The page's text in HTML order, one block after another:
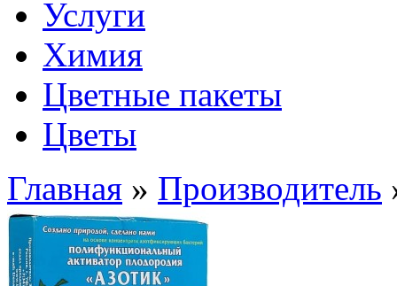
Услуги
Химия
Цветные пакеты
Цветы
Главная » Производитель